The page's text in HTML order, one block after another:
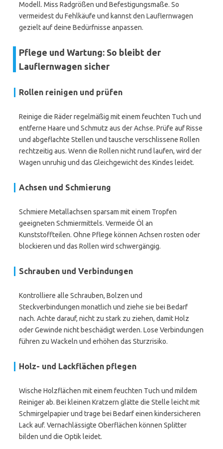
Modell. Miss Radgrößen und Befestigungsmaße. So
vermeidest du Fehlkäufe und kannst den Lauflernwagen
gezielt auf deine Bedürfnisse anpassen.
Pflege und Wartung: So bleibt der
Lauflernwagen sicher
Rollen reinigen und prüfen
Reinige die Räder regelmäßig mit einem feuchten Tuch und
entferne Haare und Schmutz aus der Achse. Prüfe auf Risse
und abgeflachte Stellen und tausche verschlissene Rollen
rechtzeitig aus. Wenn die Rollen nicht rund laufen, wird der
Wagen unruhig und das Gleichgewicht des Kindes leidet.
Achsen und Schmierung
Schmiere Metallachsen sparsam mit einem Tropfen
geeigneten Schmiermittels. Vermeide Öl an
Kunststoffteilen. Ohne Pflege können Achsen rosten oder
blockieren und das Rollen wird schwergängig.
Schrauben und Verbindungen
Kontrolliere alle Schrauben, Bolzen und
Steckverbindungen monatlich und ziehe sie bei Bedarf
nach. Achte darauf, nicht zu stark zu ziehen, damit Holz
oder Gewinde nicht beschädigt werden. Lose Verbindungen
führen zu Wackeln und erhöhen das Sturzrisiko.
Holz- und Lackflächen pflegen
Wische Holzflächen mit einem feuchten Tuch und mildem
Reiniger ab. Bei kleinen Kratzern glätte die Stelle leicht mit
Schmirgelpapier und trage bei Bedarf einen kindersicheren
Lack auf. Vernachlässigte Oberflächen können Splitter
bilden und die Optik leidet.